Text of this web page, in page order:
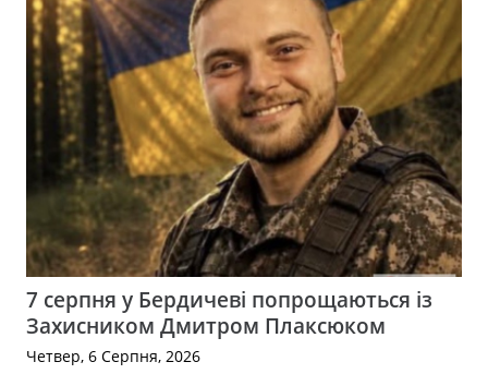
7 серпня у Бердичеві попрощаються із
Захисником Дмитром Плаксюком
Четвер, 6 Серпня, 2026